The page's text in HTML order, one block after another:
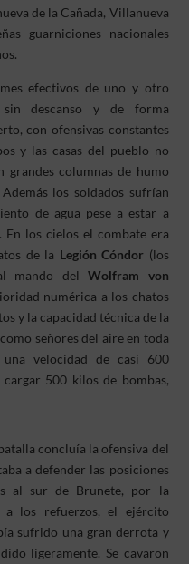
de la Cañada, Villanueva
guarniciones nacionales
efectivos de uno y otro
descanso y de forma
con ofensivas constantes
y las casas del pueblo no
grandes columnas de humo
los soldados sufrían
de agua pese a estar a
En los cielos el combate era
de la Legión Cóndor (los
mando delWolfram von
numérica a los chatos
y la capacidad técnica de la
señores del aire en toda
una velocidad de casi 600
500 kilos de bombas,
concluía la ofensiva del
a defender las posiciones
al sur de Brunete, por la
a los refuerzos, el ejército
sufrido una gran derrota y
ligeramente. Se cavaron